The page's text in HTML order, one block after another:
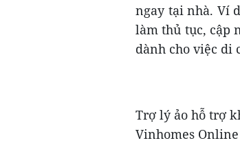
ngay tại nhà. Ví
làm thủ tục, cập
dành cho việc di
Trợ lý ảo hỗ trợ
Vinhomes Online